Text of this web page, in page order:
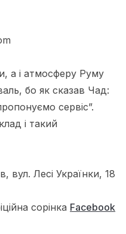
а і атмосферу Руму
бо як сказав Чад:
сервіс”.
і такий
вул. Лесі Українки, 18
сорінка Facebook